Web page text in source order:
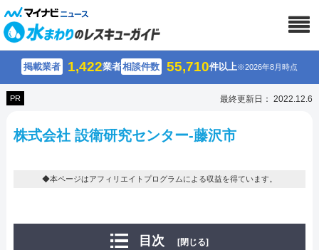
掲載業者 1,422業者相談件数 55,710件以上※2026年8月時点
PR 最終更新日： 2022.12.6
株式会社 設衛研究センター-藤沢市
◆本ページはアフィリエイトプログラムによる収益を得ています。
目次 [閉じる]